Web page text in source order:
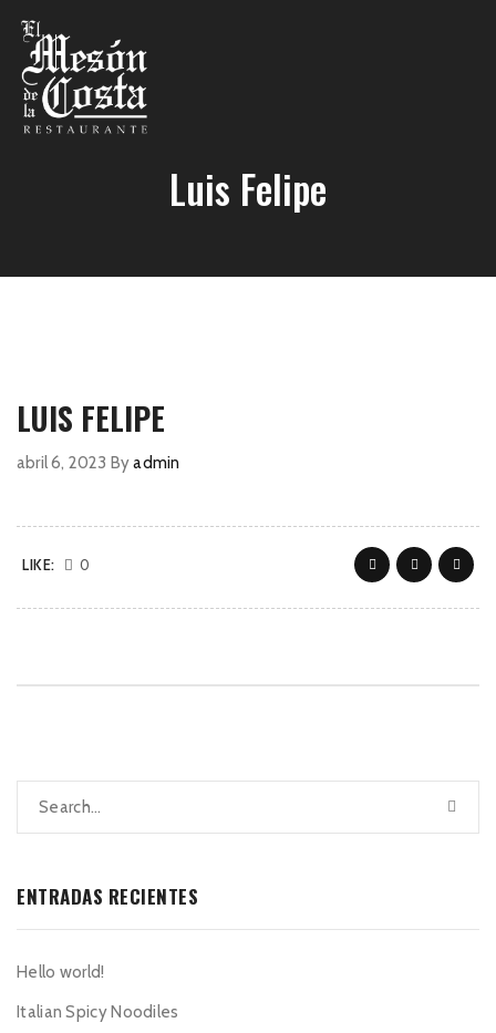
Luis Felipe
LUIS FELIPE
abril 6, 2023 Byadmin
LIKE: 0
ENTRADAS RECIENTES
Hello world!
Italian Spicy Noodiles